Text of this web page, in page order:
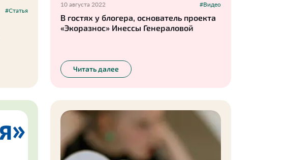
#Статья
10 августа 2022 #Видео
В гостях у блогера, основатель проекта
«Экоразнос» Инессы Генераловой
Читать далее